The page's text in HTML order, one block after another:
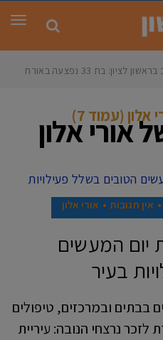
פגיעת רכב בראשון לציון: בת 33 נפצעה באורח
(עמוד 7)
אורי אלון
אין תגובות אורי אלון
יום המעשים
בעיר
בבתים ובמרכזים, טיפולים
נרצחי הנובה: עיריית